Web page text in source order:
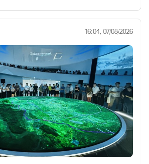
16:04, 07/08/2026